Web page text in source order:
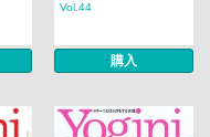
Vol.44
購入